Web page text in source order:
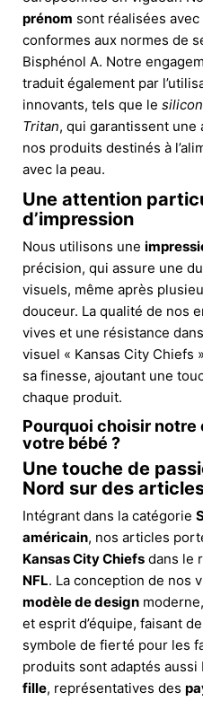
prénom sont réalisées
conformes aux normes de
Bisphénol A. Notre
traduit également par
innovants, tels que le
Tritan, qui garantissent une
nos produits destinés à
avec la peau.
Une attention
d’impression
Nous utilisons une
précision, qui assure une
visuels, même après
douceur. La qualité de nos
vives et une résistance
visuel « Kansas City Chiefs
sa finesse, ajoutant une
chaque produit.
Pourquoi choisir notre
votre bébé ?
Une touche de
Nord sur des
Intégrant dans la catégorie
américain, nos articles
Kansas City Chiefs dans le
NFL. La conception de nos
modèle de design
et esprit d’équipe, faisant
symbole de fierté pour les
produits sont adaptés aussi
fille, représentatives des